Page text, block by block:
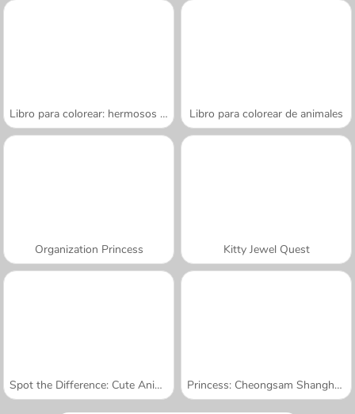
Libro para colorear: hermosos unicornios Libro para colorear de animales
Organization Princess Kitty Jewel Quest
Spot the Difference: Cute Animals Princess: Cheongsam Shanghai Fashion